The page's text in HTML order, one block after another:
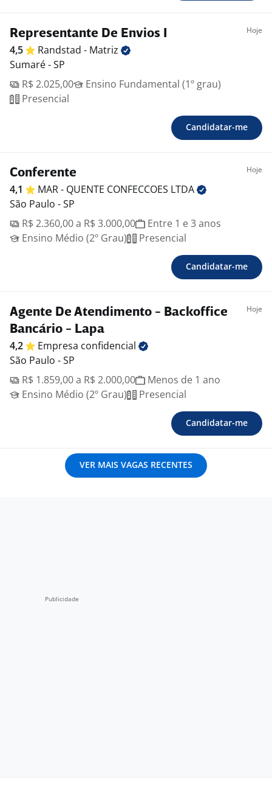
Representante De Envios I Hoje
4,5 Randstad - Matriz
Sumaré - SP
R$ 2.025,00
Ensino Fundamental (1º grau)
Presencial
Candidatar-me
Conferente Hoje
4,1 MAR - QUENTE CONFECCOES LTDA
São Paulo - SP
R$ 2.360,00 a R$ 3.000,00
Entre 1 e 3 anos
Ensino Médio (2º Grau)
Presencial
Candidatar-me
Agente De Atendimento - Backoffice
Bancário - Lapa
Hoje
4,2 Empresa confidencial
São Paulo - SP
R$ 1.859,00 a R$ 2.000,00
Menos de 1 ano
Ensino Médio (2º Grau)
Presencial
Candidatar-me
VER MAIS VAGAS RECENTES